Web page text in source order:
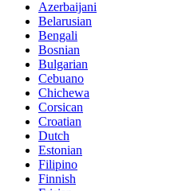
Azerbaijani
Belarusian
Bengali
Bosnian
Bulgarian
Cebuano
Chichewa
Corsican
Croatian
Dutch
Estonian
Filipino
Finnish